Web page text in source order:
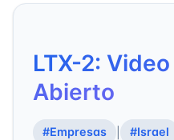
LTX-2:
Abierto
#Empresas #Israel